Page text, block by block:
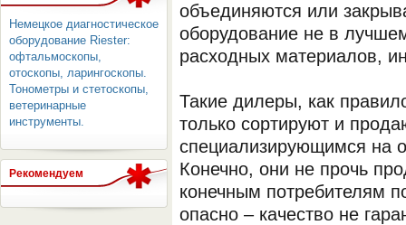
Немецкое диагностическое
оборудование Riester:
офтальмоскопы,
отоскопы, ларингоскопы.
Тонометры и стетоскопы,
ветеринарные
инструменты.
Рекомендуем
объединяются или
оборудование не в
расходных материалов,
Такие дилеры, как
только сортируют и
специализирующимся на
Конечно, они не прочь
конечным потребителям
опасно – качество не